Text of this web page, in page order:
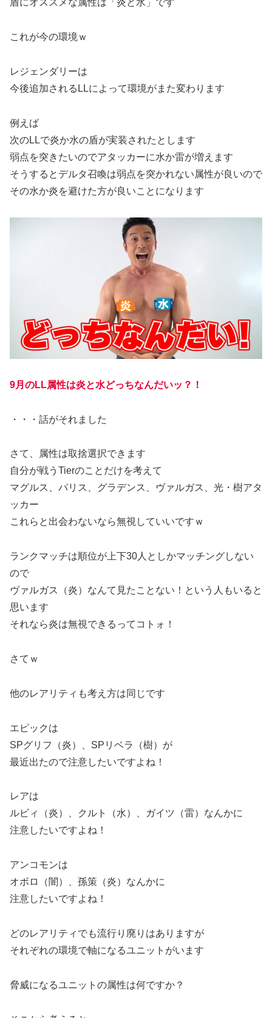
盾にオススメな属性は「炎と水」です
これが今の環境ｗ
レジェンダリーは
今後追加されるLLによって環境がまた変わります
例えば
次のLLで炎か水の盾が実装されたとします
弱点を突きたいのでアタッカーに水か雷が増えます
そうするとデルタ召喚は弱点を突かれない属性が良いので
その水か炎を避けた方が良いことになります
9月のLL属性は炎と水どっちなんだいッ？！
・・・話がそれました
さて、属性は取捨選択できます
自分が戦うTierのことだけを考えて
マグルス、パリス、グラデンス、ヴァルガス、光・樹アタ
ッカー
これらと出会わないなら無視していいですｗ
ランクマッチは順位が上下30人としかマッチングしない
ので
ヴァルガス（炎）なんて見たことない！という人もいると
思います
それなら炎は無視できるってコトォ！
さてｗ
他のレアリティも考え方は同じです
エピックは
SPグリフ（炎）、SPリベラ（樹）が
最近出たので注意したいですよね！
レアは
ルビィ（炎）、クルト（水）、ガイツ（雷）なんかに
注意したいですよね！
アンコモンは
オボロ（闇）、孫策（炎）なんかに
注意したいですよね！
どのレアリティでも流行り廃りはありますが
それぞれの環境で軸になるユニットがいます
脅威になるユニットの属性は何ですか？